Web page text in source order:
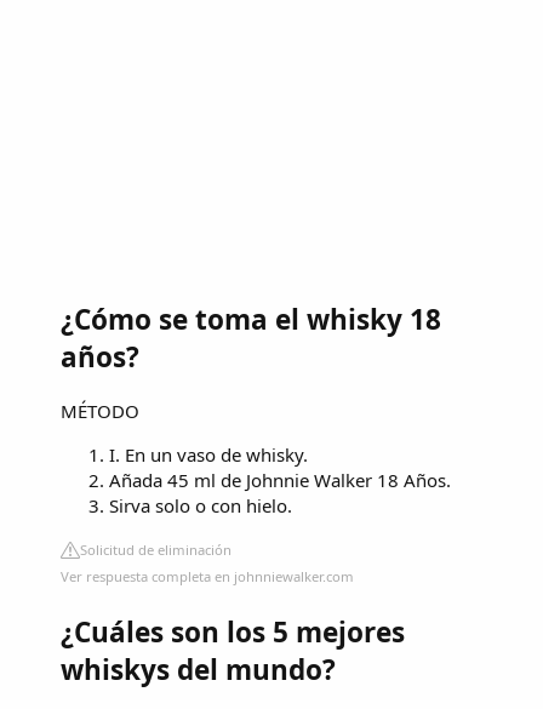
¿Cómo se toma el whisky 18
años?
MÉTODO
I. En un vaso de whisky.
Añada 45 ml de Johnnie Walker 18 Años.
Sirva solo o con hielo.
Solicitud de eliminación
Ver respuesta completa en johnniewalker.com
¿Cuáles son los 5 mejores
whiskys del mundo?